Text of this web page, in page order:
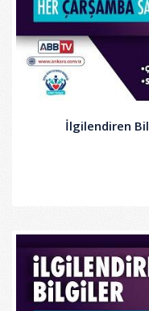
İlgilendiren